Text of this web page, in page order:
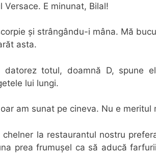
E minunat, Bilal!
și strângându-i mâna. Mă
asta.
totul, doamnă D, spune
lui lungi.
am sunat pe cineva. Nu e meritul
la restaurantul nostru
prea frumușel ca să aducă